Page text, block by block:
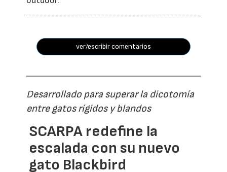
ver/escribir comentarios
Desarrollado para superar la dicotomía
entre gatos rígidos y blandos
SCARPA redefine la
escalada con su nuevo
gato Blackbird